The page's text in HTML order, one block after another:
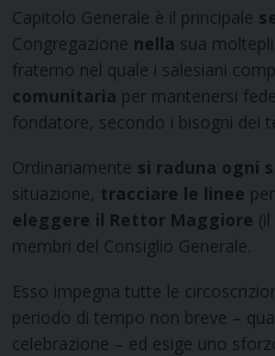
Capitolo Generale è il principale
Congregazione nella sua
fraterno nel quale i salesiani
comunitaria per mantenersi
fondatore, secondo i bisogni dei
Ordinariamente si raduna ogni
situazione, tracciare le linee
eleggere il Rettor Maggiore
membri del Consiglio Generale.
Esso impegna tutte le
periodo di tempo non breve –
celebrazione – ed esige uno